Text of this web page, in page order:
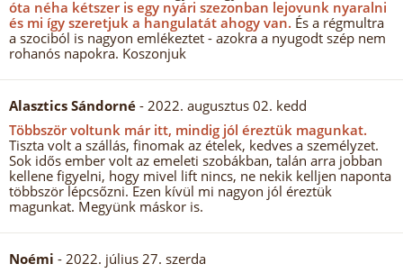
óta néha kétszer is egy nyári szezonban lejovunk nyaralni
és mi így szeretjuk a hangulatát ahogy van. És a régmultra
a szociból is nagyon emlékeztet - azokra a nyugodt szép nem
rohanós napokra. Koszonjuk
Alasztics Sándorné - 2022. augusztus 02. kedd
Többször voltunk már itt, mindig jól éreztük magunkat.
Tiszta volt a szállás, finomak az ételek, kedves a személyzet.
Sok idős ember volt az emeleti szobákban, talán arra jobban
kellene figyelni, hogy mivel lift nincs, ne nekik kelljen naponta
többször lépcsőzni. Ezen kívül mi nagyon jól éreztük
magunkat. Megyünk máskor is.
Noémi - 2022. július 27. szerda